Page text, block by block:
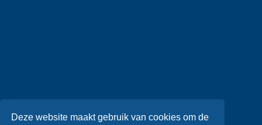
Deze website maakt gebruik van cookies om de